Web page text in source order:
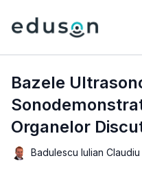
Bazele
Organelor
Badulescu Iulian Claudiu